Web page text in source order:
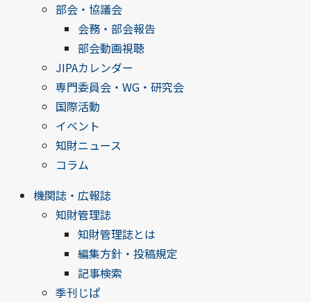
部会・協議会
会務・部会報告
部会動画視聴
JIPAカレンダー
専門委員会・WG・研究会
国際活動
イベント
知財ニュース
コラム
機関誌・広報誌
知財管理誌
知財管理誌とは
編集方針・投稿規定
記事検索
季刊じぱ